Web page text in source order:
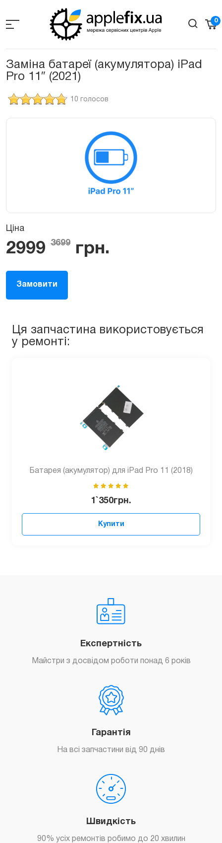
the
0
Заміна батареї (акумулятора) iPad
Pro 11″ (2021)
10 голосов
Ціна
2999 3699 грн.
Замовити
Ця запчастина використовується
у ремонті:
Батарея (акумулятор) для iPad Pro 11 (2018)
1`350грн.
Купити
Експертність
Майстри з досвідом роботи понад 6 років
Гарантія
На всі запчастини від 90 днів
Швидкість
90% усіх ремонтів робимо до 20 хвилин